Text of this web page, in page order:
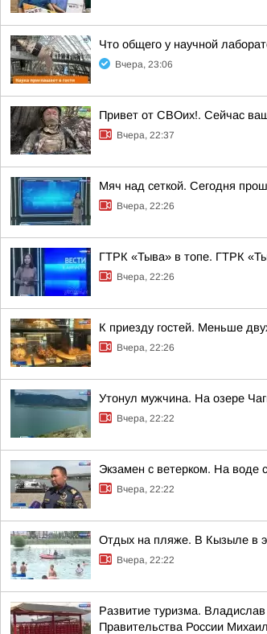
Что общего у научной
Вчера, 23:06
Привет от СВОих!. Сейчас
Вчера, 22:37
Мяч над сеткой. Сегодня
Вчера, 22:26
ГТРК «Тыва» в топе. ГТРК
Вчера, 22:26
К приезду гостей. Меньше
Вчера, 22:26
Утонул мужчина. На озере
Вчера, 22:22
Экзамен с ветерком. На воде
Вчера, 22:22
Отдых на пляже. В Кызыле в
Вчера, 22:22
Развитие туризма.
Правительства России